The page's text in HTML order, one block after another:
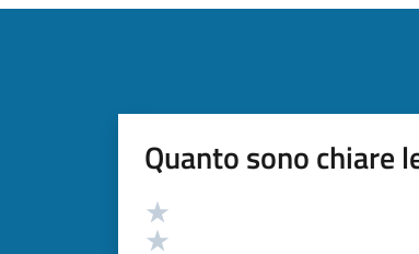
Quanto sono chiare
Valutazione